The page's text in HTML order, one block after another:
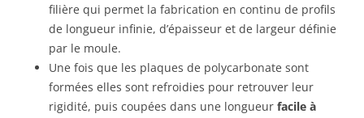
filière qui permet la fabrication en continu de profils
de longueur infinie, d’épaisseur et de largeur définie
par le moule.
Une fois que les plaques de polycarbonate sont
formées elles sont refroidies pour retrouver leur
rigidité, puis coupées dans une longueur facile à